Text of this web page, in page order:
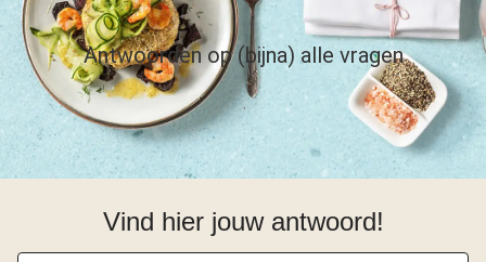
Antwoorden op (bijna) alle vragen
Vind hier jouw antwoord!